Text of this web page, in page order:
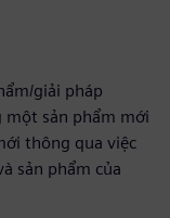
giải pháp
một sản phẩm mới
thông qua việc
sản phẩm của